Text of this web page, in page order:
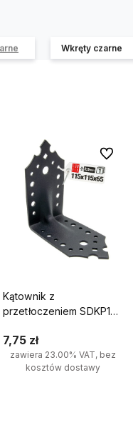
Wkręty czarne
Kątownik z
przetłoczeniem SDKP1
7,75 zł
zawiera 23.00% VAT, bez
kosztów dostawy
Do